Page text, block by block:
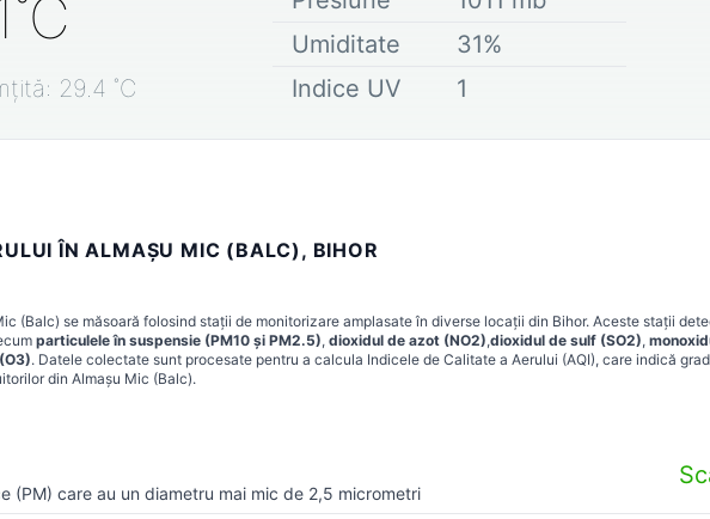
˚C
29.4 ˚C
Umiditate
31%
Indice UV
1
ÎN ALMAŞU MIC (BALC), BIHOR
(Balc) se măsoară folosind stații de monitorizare amplasate în diverse locații din Bihor. Aceste stații
particulele în suspensie (PM10 și PM2.5), dioxidul de azot (NO2),dioxidul de sulf (SO2),
. Datele colectate sunt procesate pentru a calcula Indicele de Calitate a Aerului (AQI), care indică
din Almaşu Mic (Balc).
(PM) care au un diametru mai mic de 2,5 micrometri